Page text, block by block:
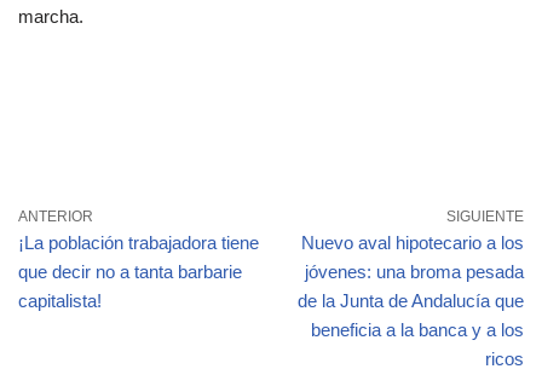
marcha.
ANTERIOR
¡La población trabajadora tiene
que decir no a tanta barbarie
capitalista!
SIGUIENTE
Nuevo aval hipotecario a los
jóvenes: una broma pesada
de la Junta de Andalucía que
beneficia a la banca y a los
ricos